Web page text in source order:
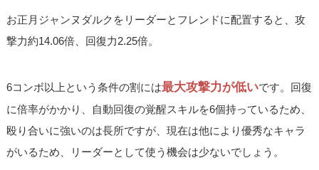
お正月ジャンヌダルクをリーダーとフレンドに配置すると、攻
撃力約14.06倍、回復力2.25倍。
6コンボ以上という条件の割には最大攻撃力が低いです。回復
に倍率がかかり、自動回復の覚醒スキルを6個持っているため、
殴り合いに強いのは長所ですが、現在は他により優秀なキャラ
がいるため、リーダーとして使う機会は少ないでしょう。